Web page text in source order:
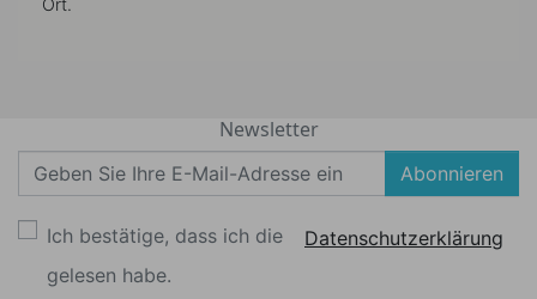
Ort.
Newsletter
Abonnieren
Ich bestätige, dass ich die
Datenschutzerklärung
gelesen habe.